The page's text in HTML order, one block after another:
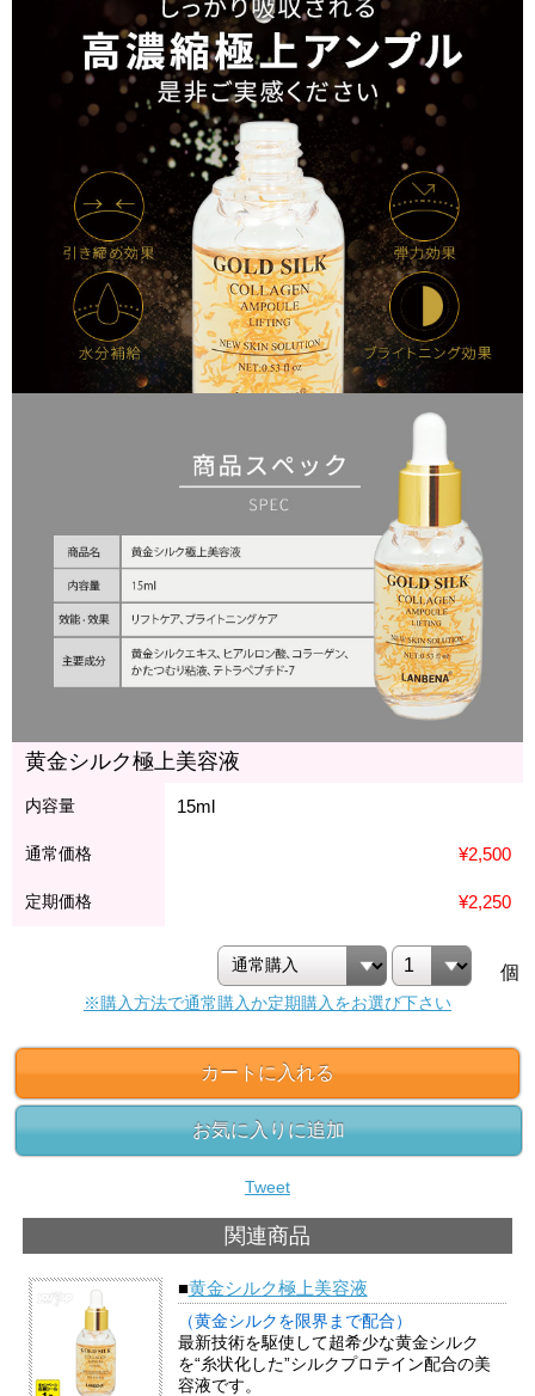
黄金シルク極上美容液
内容量 15ml
通常価格 ¥2,500
定期価格 ¥2,250
個
※購入方法で通常購入か定期購入をお選び下さい
カートに入れる
お気に入りに追加
Tweet
関連商品
■黄金シルク極上美容液
（黄金シルクを限界まで配合）
最新技術を駆使して超希少な黄金シルク
を“糸状化した”シルクプロテイン配合の美
容液です。